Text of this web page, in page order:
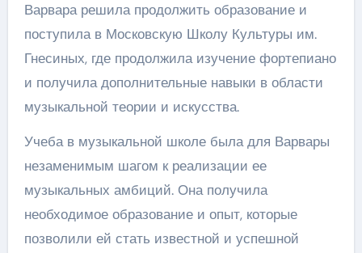
Варвара решила продолжить образование и
поступила в Московскую Школу Культуры им.
Гнесиных, где продолжила изучение фортепиано
и получила дополнительные навыки в области
музыкальной теории и искусства.
Учеба в музыкальной школе была для Варвары
незаменимым шагом к реализации ее
музыкальных амбиций. Она получила
необходимое образование и опыт, которые
позволили ей стать известной и успешной